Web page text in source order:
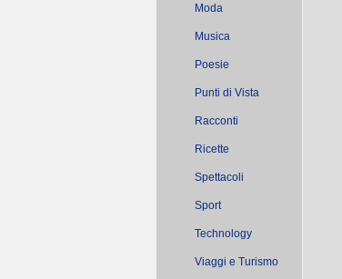
Moda
Musica
Poesie
Punti di Vista
Racconti
Ricette
Spettacoli
Sport
Technology
Viaggi e Turismo